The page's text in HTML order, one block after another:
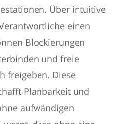
Über intuitive
einen
Blockierungen
und freie
freigeben. Diese
Planbarkeit und
aufwändigen